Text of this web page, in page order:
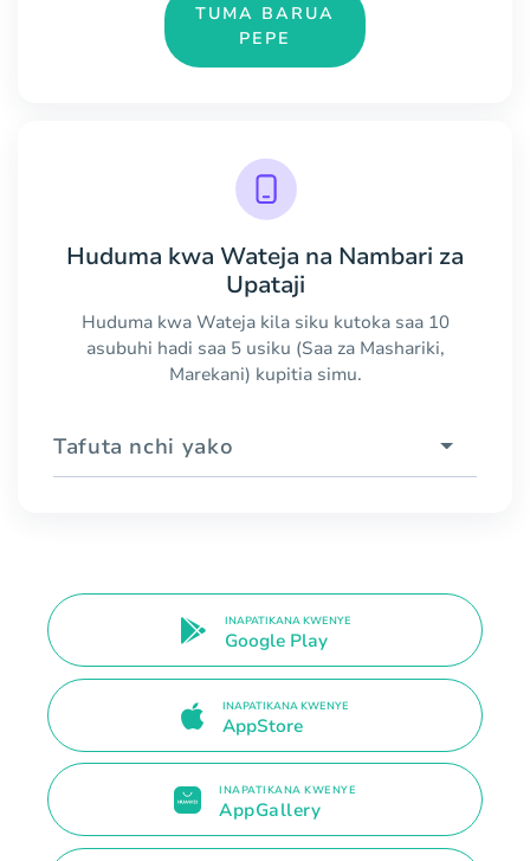
TUMA BARUA
PEPE
Huduma kwa Wateja na Nambari za
Upataji
Huduma kwa Wateja kila siku kutoka saa 10
asubuhi hadi saa 5 usiku (Saa za Mashariki,
Marekani) kupitia simu.
Tafuta nchi yako
INAPATIKANA KWENYE
Google Play
INAPATIKANA KWENYE
AppStore
INAPATIKANA KWENYE
AppGallery